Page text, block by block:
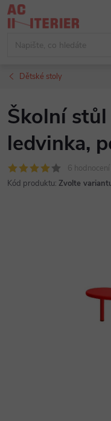
Přejít
na
Dětské stoly
Školní
ledvinka,
6 hodnocení
Kód produktu: Zvolte